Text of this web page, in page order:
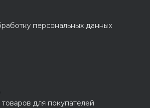
персональных данных
для покупателей